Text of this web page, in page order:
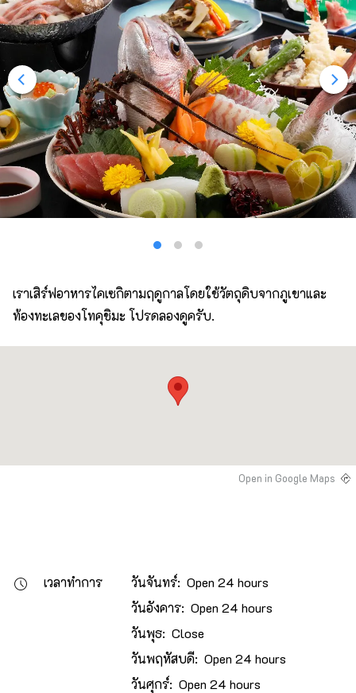
เราเสิร์ฟอาหารไคเซกิตามฤดูกาลโดยใช้วัตถุดิบจากภูเขาและ
ท้องทะเลของโทคุชิมะ โปรดลองดูครับ.
Open in Google Maps
เวลาทำการ
วันจันทร์: Open 24 hours
วันอังคาร: Open 24 hours
วันพุธ: Close
วันพฤหัสบดี: Open 24 hours
วันศุกร์: Open 24 hours